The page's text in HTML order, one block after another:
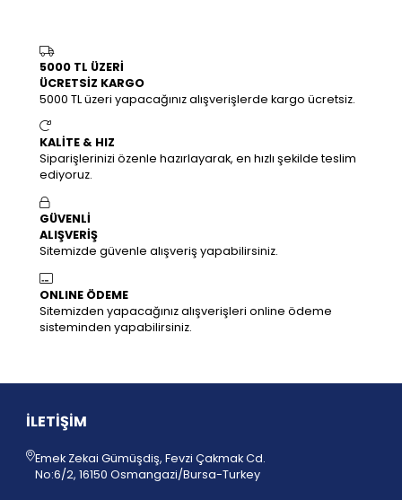
5000 TL ÜZERİ
ÜCRETSİZ KARGO
5000 TL üzeri yapacağınız alışverişlerde kargo ücretsiz.
KALİTE & HIZ
Siparişlerinizi özenle hazırlayarak, en hızlı şekilde teslim
ediyoruz.
GÜVENLİ
ALIŞVERİŞ
Sitemizde güvenle alışveriş yapabilirsiniz.
ONLINE ÖDEME
Sitemizden yapacağınız alışverişleri online ödeme
sisteminden yapabilirsiniz.
İLETİŞİM
Emek Zekai Gümüşdiş, Fevzi Çakmak Cd.
No:6/2, 16150 Osmangazi/Bursa-Turkey